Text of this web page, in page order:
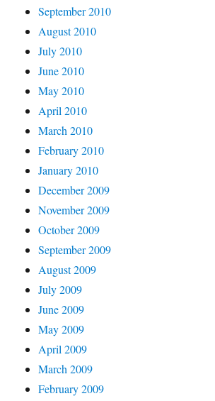
September 2010
August 2010
July 2010
June 2010
May 2010
April 2010
March 2010
February 2010
January 2010
December 2009
November 2009
October 2009
September 2009
August 2009
July 2009
June 2009
May 2009
April 2009
March 2009
February 2009